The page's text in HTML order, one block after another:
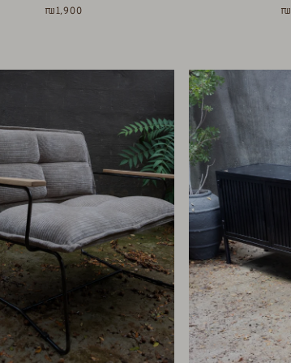
₪
₪1,900